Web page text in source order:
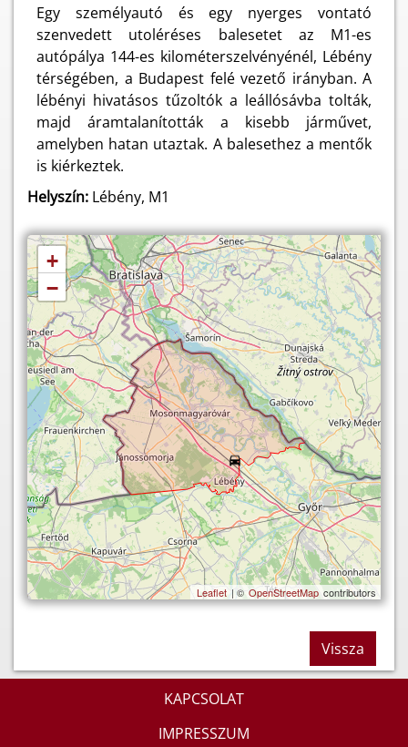
Egy személyautó és egy nyerges vontató
szenvedett utoléréses balesetet az M1-es
autópálya 144-es kilométerszelvényénél, Lébény
térségében, a Budapest felé vezető irányban. A
lébényi hivatásos tűzoltók a leállósávba tolták,
majd áramtalanították a kisebb járművet,
amelyben hatan utaztak. A balesethez a mentők
is kiérkeztek.
Helyszín: Lébény, M1
+
−
Leaflet | © OpenStreetMap contributors
Vissza
KAPCSOLAT
IMPRESSZUM